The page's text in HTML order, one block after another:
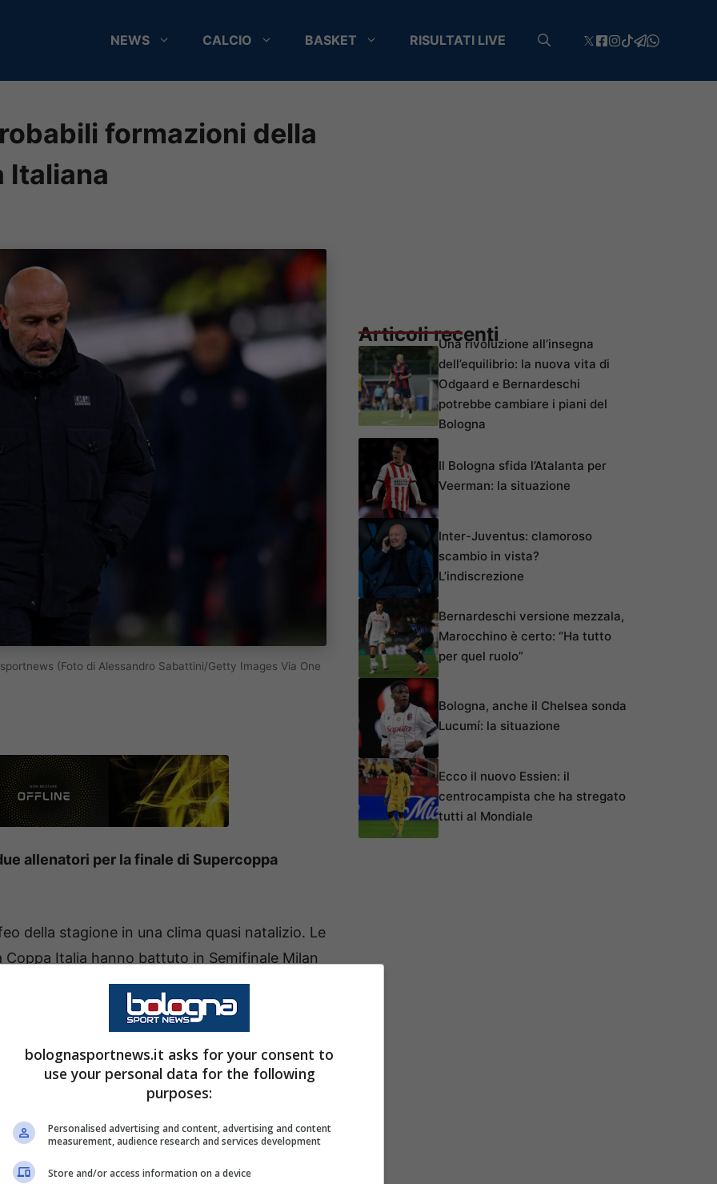
NEWS CALCIO BASKET RISULTATI LIVE
formazioni della
Italiana
(Foto di Alessandro Sabattini/Getty Images Via One
allenatori per la finale di Supercoppa
della stagione in una clima quasi natalizio. Le
Italia hanno battuto in Semifinale Milan
gol di
Neres e Hojlund, mentre i felsinei ai
regolamentari.
allo stadio Dall’Ara a inizio novembre,
netta i campani con le reti diLucumì e
che da quel momento in poi ha cambiato
di più a giocatori comeNeres e Lang,rispetto
Articoli recentiUna rivoluzione all’insegna
dell’equilibrio: la nuova vita di
Odgaard e Bernardeschi
potrebbe cambiare i piani del
Bologna
Il Bologna sfida l’Atalanta per
Veerman: la situazione
Inter-Juventus: clamoroso
scambio in vista?
L’indiscrezione
Bernardeschi versione mezzala,
Marocchino è certo: “Ha tutto
per quel ruolo”
Bologna, anche il Chelsea sonda
Lucumí: la situazione
Ecco il nuovo Essien: il
centrocampista che ha stregato
tutti al Mondiale
bolognasportnews.it asks for your consent to
use your personal data for the following
purposes:
Personalised advertising and content, advertising and content
measurement, audience research and services development
Store and/or access information on a device